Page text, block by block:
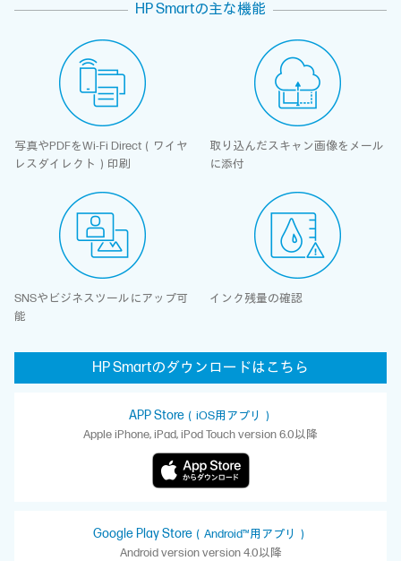
HP Smartの主な機能
写真やPDFをWi-Fi Direct （ワイヤ
レスダイレクト）印刷
取り込んだスキャン画像を メール
に添付
SNSやビジネスツールにアップ可
能
インク残量の確認
HP Smartのダウンロードはこちら
APP Store（iOS用アプリ）
Apple iPhone, iPad, iPod Touch version 6.0以降
Google Play Store （Android™用アプリ）
Android version version 4.0以降